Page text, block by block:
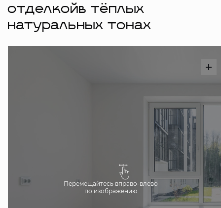
отделкойв тёплых
натуральных тонах
Перемещайтесь вправо-влево
по изображению